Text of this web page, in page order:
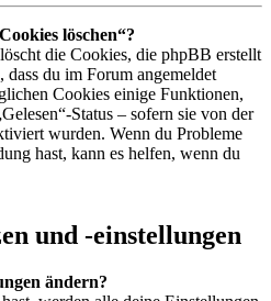
löschen“?
die Cookies, die phpBB erstellt
dass du im Forum angemeldet
Cookies einige Funktionen,
Status – sofern sie von der
wurden. Wenn du Probleme
hast, kann es helfen, wenn du
und -einstellungen
ändern?